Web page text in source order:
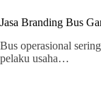
Jasa Branding Bus
Bus operasional
pelaku usaha…